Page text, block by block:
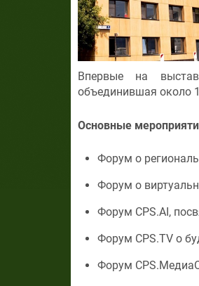
Впервые на
объединившая около
Основные
Форум о
Форум о
Форум CPS.AI,
Форум CPS.TV о
Форум